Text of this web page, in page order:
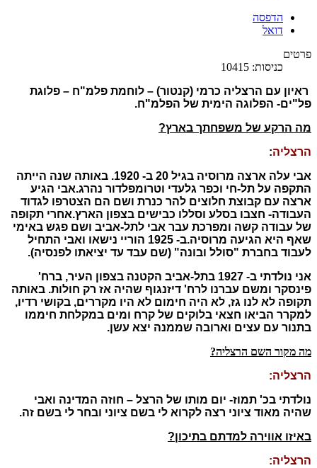
הדפסה
דואל
פרטים
כניסות: 10415
ראיון עם הרצליה כרמי (קנטור) – לוחמת פלמ"ח – פלוגת
פל"ים- הפלוגה הימית של הפלמ"ח.
מה הרקע של משפחתך בארץ?
הרצליה:
אבי עלה ארצה מרוסיה בגיל 20 ב- 1920. באותה שנה הייתה
התקפה על תל-חי וכפר גלעדי וטרומפלדור נהרג.אבי הגיע
ארצה עם קבוצת חלוצים להר כנרת ושם הם הצטרפו לגדוד
העבודה- חצבו בסלע וסללו כבישים בצפון הארץ.אחרי תקופה
של עבודה קשה ומפרכת עבר אבי לתל-אביב ושם פגש באימי
שאף היא הגיעה מרוסיה.
ב- 1925 הוריי נישאו ואבי התחיל
לעבוד בחברת "סולל ובונה" (שם עבד עד יציאתו לפנסיה).
אני נולדתי ב- 1927 בתל-אביב הקטנה בצפון העיר, ברח'
פינסקר ומשם עברנו לרח' דיזנגוף שהיה אז רק חולות. באותה
תקופה לא לנו גז, לא היה חימום לא היו מקררים, בקושי רדיו,
למקרר הביאו חצאי בלוקים של קרח ומים במקלחת חיממו
בתנור עם עצים וארובה שממנה יצא עשן.
מה מקור השם הרצליה?
הרצליה:
נולדתי בכ' תמוז- יום מותו של הרצל – חוזה המדינה ואבי
שהיה מאוד ציוני רצה לקרוא לי בשם ציוני ובחר לי בשם זה.
באיזו אווירה למדתם בתיכון?
הרצליה: